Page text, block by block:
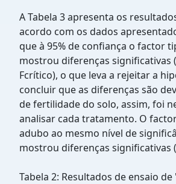
A Tabela 3 apresenta os
acordo com os dados
que à 95% de confiança o factor
mostrou diferenças significativas
Fcrítico), o que leva a rejeitar a
concluir que as diferenças são
de fertilidade do solo, assim, foi
analisar cada tratamento. O
adubo ao mesmo nível de
mostrou diferenças significativas
Tabela 2: Resultados de ensaio